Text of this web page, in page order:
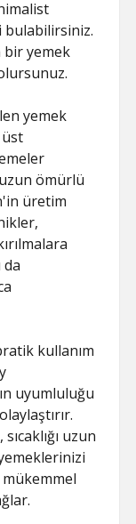
bulabilirsiniz.
bir yemek
yemek
üst
ömürlü
üretim
da
kullanım
uyumluluğu
uzun